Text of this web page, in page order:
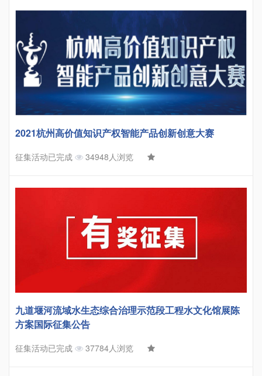
2021杭州高价值知识产权智能产品创新创意大赛
征集活动已完成 34948人浏览
九道堰河流域水生态综合治理示范段工程水文化馆展陈
方案国际征集公告
征集活动已完成 37784人浏览